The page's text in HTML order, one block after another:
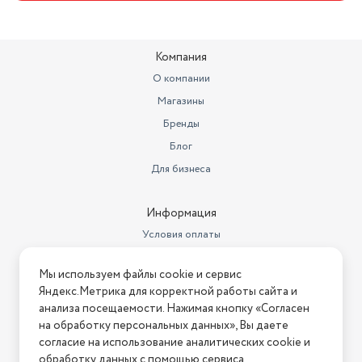
9.5 МБ
встроенная
есть
16
Объем накопителя (HDD)
отсутствует
Версия Bluetooth
5.2
15.6 " (1920x1080)
Стандарт Wi-Fi
802.11 a/b/g/n/ac/ax
Компания
О компании
Магазины
Бренды
Блог
Для бизнеса
Информация
Условия оплаты
Условия возврата
Нашли ошибку на сайте? Напишите нам
2026 © Интернет-магазин "АстМаркет". У нас есть всё!
Мы используем файлы cookie и сервис
Яндекс.Метрика для корректной работы сайта и
анализа посещаемости. Нажимая кнопку «Согласен
на обработку персональных данных», Вы даете
согласие на использование аналитических cookie и